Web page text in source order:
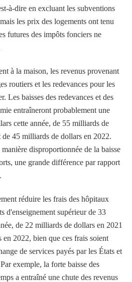
à-dire en excluant les subventions
les prix des logements ont tenu
futures des impôts fonciers ne
à la maison, les revenus provenant
routiers et les redevances pour les
Les baisses des redevances et des
entraîneront probablement une
cette année, de 55 milliards de
45 milliards de dollars en 2022.
disproportionnée de la baisse
une grande différence par rapport
réduire les frais des hôpitaux
d'enseignement supérieur de 33
de 22 milliards de dollars en 2021
2022, bien que ces frais soient
de services payés par les États et
exemple, la forte baisse des
a entraîné une chute des revenus